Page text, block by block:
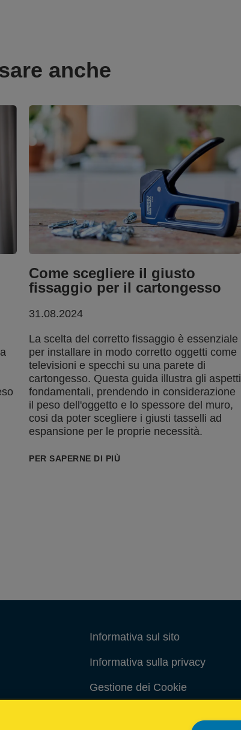
anche
Come scegliere il giusto
fissaggio per il cartongesso
31.08.2024
La scelta del corretto fissaggio è essenziale
per installare in modo corretto oggetti come
televisioni e specchi su una parete di
cartongesso. Questa guida illustra gli aspetti
fondamentali, prendendo in considerazione
il peso dell'oggetto e lo spessore del muro,
cosi da poter scegliere i giusti tasselli ad
espansione per le proprie necessità.
PER SAPERNE DI PIÙ
Informativa sul sito
Informativa sulla privacy
Gestione dei Cookie